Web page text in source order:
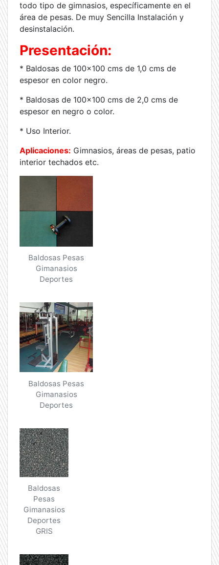
todo tipo de gimnasios, específicamente en el
área de pesas. De muy Sencilla Instalación y
desinstalación.
Presentación:
* Baldosas de 100×100 cms de 1,0 cms de
espesor en color negro.
* Baldosas de 100×100 cms de 2,0 cms de
espesor en negro o color.
* Uso Interior.
Aplicaciones: Gimnasios, áreas de pesas, patio
interior techados etc.
Baldosas Pesas
Gimanasios
Deportes
Baldosas Pesas
Gimanasios
Deportes
Baldosas
Pesas
Gimanasios
Deportes
GRIS